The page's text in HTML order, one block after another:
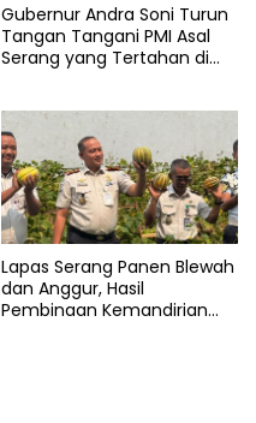
Gubernur Andra Soni Turun
Tangan Tangani PMI Asal
Serang yang Tertahan di
Lapas Serang Panen Blewah
dan Anggur, Hasil
Pembinaan Kemandirian